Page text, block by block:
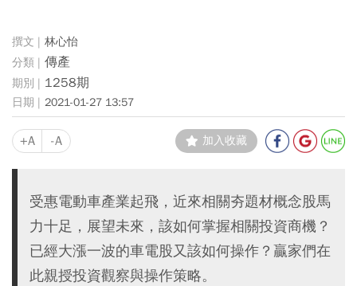
林心怡
傳產
1258期
2021-01-27 13:57
+A -A 加入收藏
受惠電動車產業起飛，近來相關夯題材概念股馬
力十足，展望未來，該如何掌握相關投資商機？
已經大漲一波的車電股又該如何操作？贏家們在
此親授投資觀察與操作策略。